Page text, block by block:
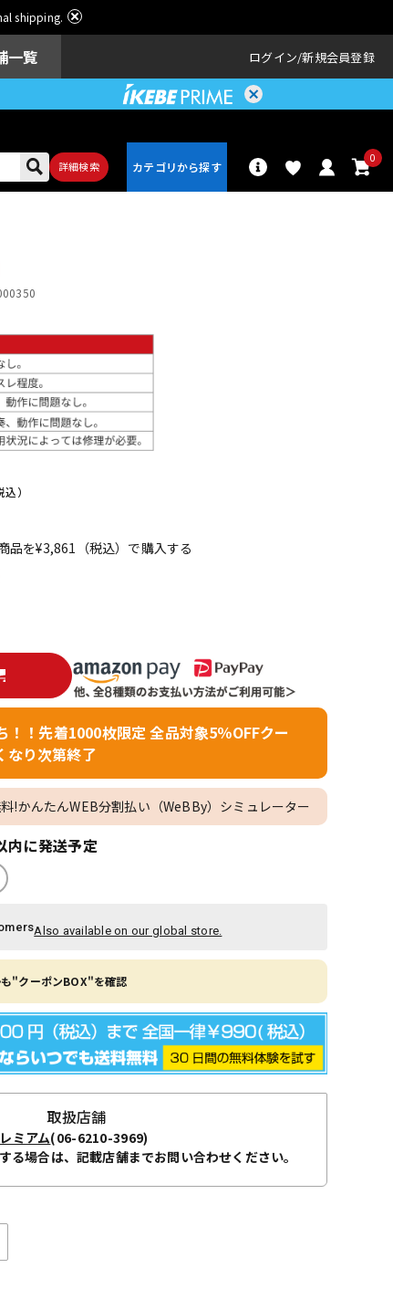
shipping.
一覧 ログイン 新規会員登録
詳細検索
0
配信/ライブ
機器
込）
品を¥3,861（税込）で購入する
！！先着1000枚限定 全品対象5％OFFクー
り次第終了
!かんたんWEB分割払い（WeBBy）シミュレーター
内に発送予定
Also available on our global store.
"クーポンBOX"を確認
取扱店舗
ミアム(06-6210-3969)
る場合は、記載店舗までお問い合わせください。